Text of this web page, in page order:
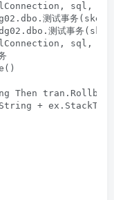
sql,
试事务(skey)
测试事务(skey)
sql,
+